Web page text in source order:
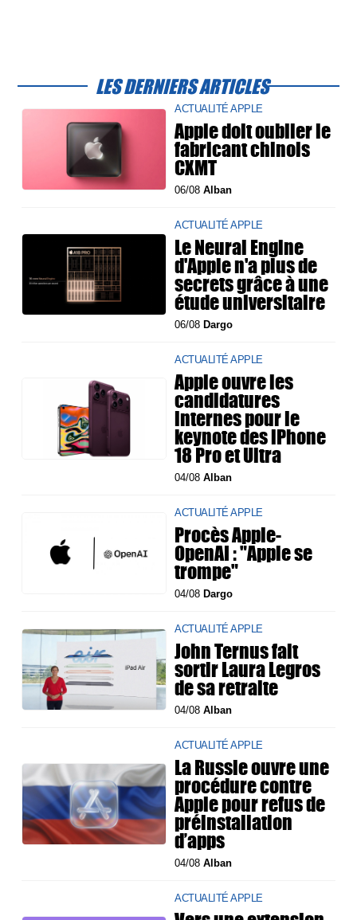
LES DERNIERS ARTICLES
ACTUALITÉ APPLE
Apple doit oublier le
fabricant chinois
CXMT
06/08Alban
ACTUALITÉ APPLE
Le Neural Engine
d'Apple n'a plus de
secrets grâce à une
étude universitaire
06/08 Dargo
ACTUALITÉ APPLE
Apple ouvre les
candidatures
internes pour le
keynote des iPhone
18 Pro et Ultra
04/08Alban
ACTUALITÉ APPLE
Procès Apple-
OpenAI : "Apple se
trompe"
04/08 Dargo
ACTUALITÉ APPLE
John Ternus fait
sortir Laura Legros
de sa retraite
04/08Alban
ACTUALITÉ APPLE
La Russie ouvre une
procédure contre
Apple pour refus de
préinstallation
d’apps
04/08Alban
ACTUALITÉ APPLE